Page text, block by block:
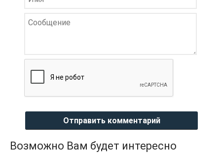
Отправить комментарий
Возможно Вам будет интересно